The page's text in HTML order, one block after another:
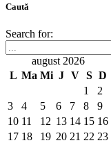
Caută
Search for:
august 2026
L Ma Mi J V S D
1
2
3
4 5 6 7 8
9
10 11 12 13 14 15 16
17 18 19 20 21 22 23